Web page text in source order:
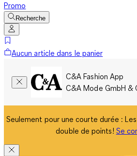
Promo
Recherche
Aucun article dans le panier
C&A Fashion App
C&A Mode GmbH &
Seulement pour une courte durée :
double de points! Se